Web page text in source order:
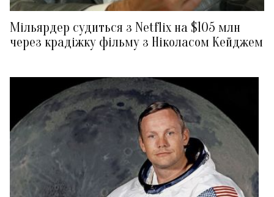
Мільярдер судиться з Netflix на $105 млн
через крадіжку фільму з Ніколасом Кейджем